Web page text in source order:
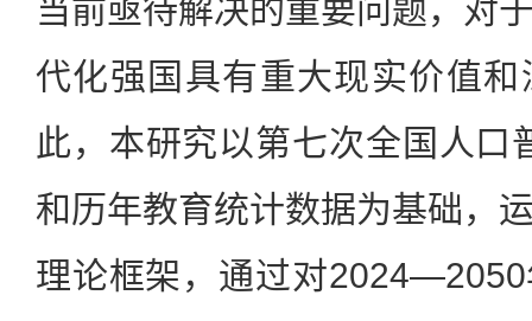
当前亟待解决的重要问题，对
代化强国具有重大现实价值
此，本研究以第七次全国人口
和历年教育统计数据为基础，
理论框架，通过对